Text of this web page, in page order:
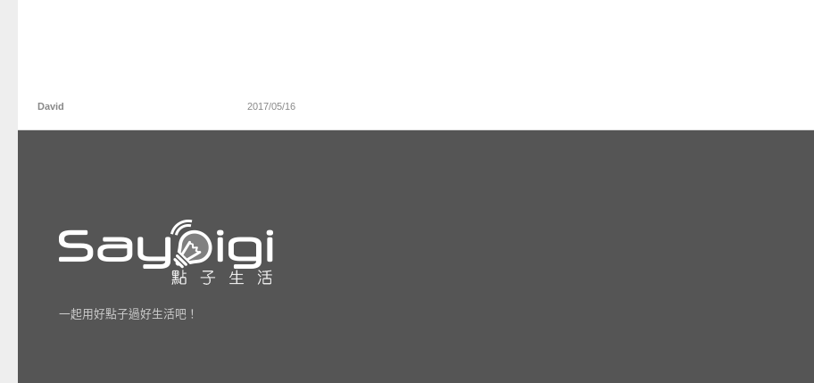
David 2017/05/16
一起用好點子過好生活吧！